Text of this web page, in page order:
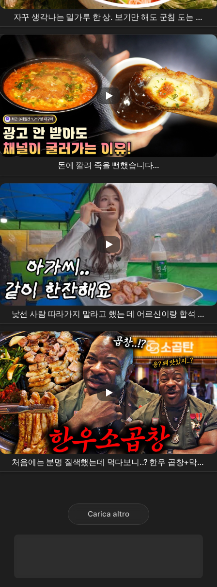
자꾸 생각나는 밀가루 한 상. 보기만 해도 군침 도는 국
수부터 도넛까지 푸짐하다｜🍜 속까지 뜨끈해지는 국수
한상🍜1시간
몰아보기 ｜한국기행｜#tv로보는골라듄
다큐
돈에 깔려 죽을 뻔했습니다…
낯선 사람 따라가지 말라고 했는 데 어르신이랑 합석 해
버렸다..번호도 따임 클났다ㅋㅋ
처음에는 분명 질색했는데 먹다보니..? 한우 곱창+막창
+대창을 처음 맛본 백악관 셰프의 반응은!?
Carica altro